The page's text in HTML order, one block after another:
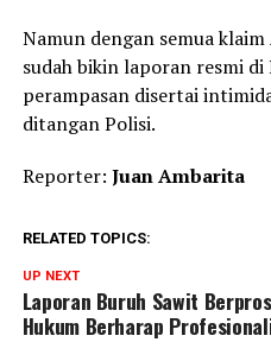
Namun dengan semua
sudah bikin laporan resmi di
perampasan disertai
ditangan Polisi.
Reporter: Juan Ambarita
RELATED TOPICS:
UP NEXT
Laporan Buruh Sawit
Hukum Berharap